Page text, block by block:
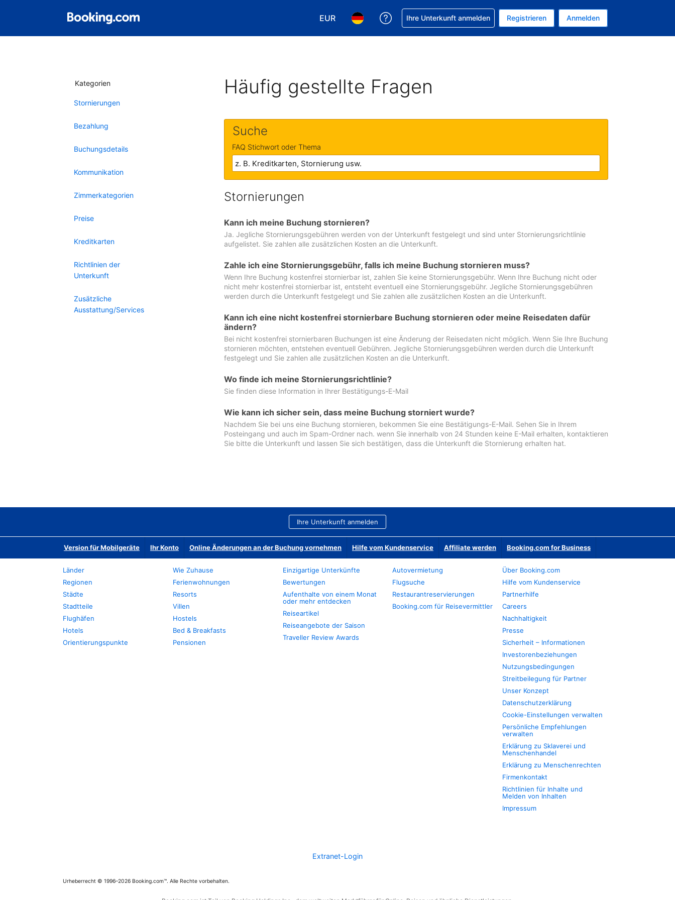
EUR
Wählen Sie Ihre Währung. Ihre aktuelle Währung ist EUR
Wählen Sie Ihre Sprache. Ihre aktuelle Sprache ist Deutsch
Hilfe bei Ihrer Buchung erhalten
Ihre Unterkunft anmelden Registrieren Anmelden
Kategorien
Stornierungen
Bezahlung
Buchungsdetails
Kommunikation
Zimmerkategorien
Preise
Kreditkarten
Richtlinien der
Unterkunft
Zusätzliche
Ausstattung/Services
Häufig gestellte Fragen
Suche
FAQ Stichwort oder Thema
Stornierungen
Kann ich meine Buchung stornieren?
Ja. Jegliche Stornierungsgebühren werden von der Unterkunft festgelegt und sind unter Stornierungsrichtlinie
aufgelistet. Sie zahlen alle zusätzlichen Kosten an die Unterkunft.
Zahle ich eine Stornierungsgebühr, falls ich meine Buchung stornieren muss?
Wenn Ihre Buchung kostenfrei stornierbar ist, zahlen Sie keine Stornierungsgebühr. Wenn Ihre Buchung nicht oder
nicht mehr kostenfrei stornierbar ist, entsteht eventuell eine Stornierungsgebühr. Jegliche Stornierungsgebühren
werden durch die Unterkunft festgelegt und Sie zahlen alle zusätzlichen Kosten an die Unterkunft.
Kann ich eine nicht kostenfrei stornierbare Buchung stornieren oder meine Reisedaten dafür
ändern?
Bei nicht kostenfrei stornierbaren Buchungen ist eine Änderung der Reisedaten nicht möglich. Wenn Sie Ihre Buchung
stornieren möchten, entstehen eventuell Gebühren. Jegliche Stornierungsgebühren werden durch die Unterkunft
festgelegt und Sie zahlen alle zusätzlichen Kosten an die Unterkunft.
Wo finde ich meine Stornierungsrichtlinie?
Sie finden diese Information in Ihrer Bestätigungs-E-Mail
Wie kann ich sicher sein, dass meine Buchung storniert wurde?
Nachdem Sie bei uns eine Buchung stornieren, bekommen Sie eine Bestätigungs-E-Mail. Sehen Sie in Ihrem
Posteingang und auch im Spam-Ordner nach. wenn Sie innerhalb von 24 Stunden keine E-Mail erhalten, kontaktieren
Sie bitte die Unterkunft und lassen Sie sich bestätigen, dass die Unterkunft die Stornierung erhalten hat.
Ihre Unterkunft anmelden
Version für Mobilgeräte Ihr Konto Online Änderungen an der Buchung vornehmen Hilfe vom Kundenservice Affiliate werden Booking.com for Business
Länder
Regionen
Städte
Stadtteile
Flughäfen
Hotels
Orientierungspunkte
Wie Zuhause
Ferienwohnungen
Resorts
Villen
Hostels
Bed & Breakfasts
Pensionen
Einzigartige Unterkünfte
Bewertungen
Aufenthalte von einem Monat
oder mehr entdecken
Reiseartikel
Reiseangebote der Saison
Traveller Review Awards
Autovermietung
Flugsuche
Restaurantreservierungen
Booking.com für Reisevermittler
Über Booking.com
Hilfe vom Kundenservice
Partnerhilfe
Careers
Nachhaltigkeit
Presse
Sicherheit – Informationen
Investorenbeziehungen
Nutzungsbedingungen
Streitbeilegung für Partner
Unser Konzept
Datenschutzerklärung
Cookie-Einstellungen verwalten
Persönliche Empfehlungen
verwalten
Erklärung zu Sklaverei und
Menschenhandel
Erklärung zu Menschenrechten
Firmenkontakt
Richtlinien für Inhalte und
Melden von Inhalten
Impressum
Extranet-Login
Urheberrecht © 1996–2026 Booking.com™. Alle Rechte vorbehalten.